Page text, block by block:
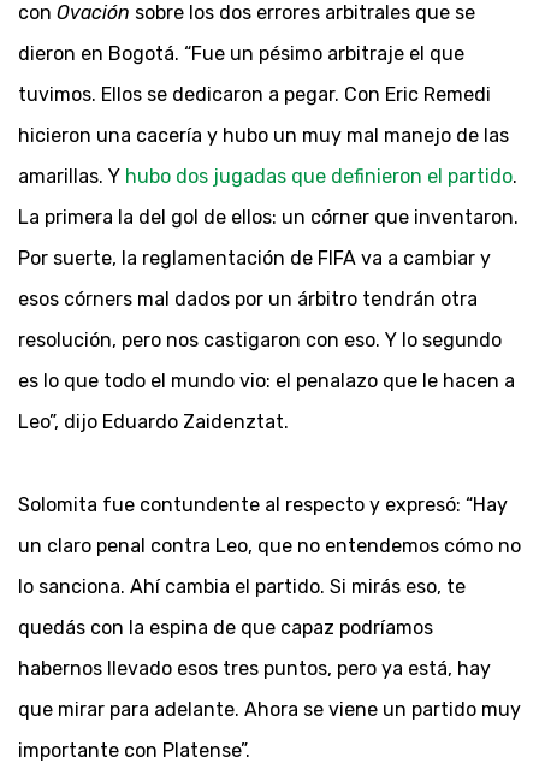
con Ovación sobre los dos errores arbitrales que se
dieron en Bogotá. “Fue un pésimo arbitraje el que
tuvimos. Ellos se dedicaron a pegar. Con Eric Remedi
hicieron una cacería y hubo un muy mal manejo de las
amarillas. Y hubo dos jugadas que definieron el partido.
La primera la del gol de ellos: un córner que inventaron.
Por suerte, la reglamentación de FIFA va a cambiar y
esos córners mal dados por un árbitro tendrán otra
resolución, pero nos castigaron con eso. Y lo segundo
es lo que todo el mundo vio: el penalazo que le hacen a
Leo”, dijo Eduardo Zaidenztat.
Solomita fue contundente al respecto y expresó: “Hay
un claro penal contra Leo, que no entendemos cómo no
lo sanciona. Ahí cambia el partido. Si mirás eso, te
quedás con la espina de que capaz podríamos
habernos llevado esos tres puntos, pero ya está, hay
que mirar para adelante. Ahora se viene un partido muy
importante con Platense”.